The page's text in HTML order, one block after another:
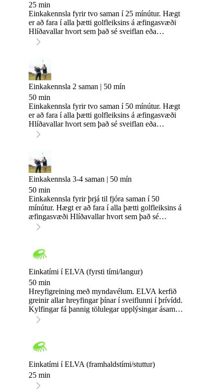
25 min
Einkakennsla fyrir tvo saman í 25 mínútur. Hægt
er að fara í alla þætti golfleiksins á æfingasvæði
Hlíðavallar hvort sem það sé sveiflan eða
stuttaspilið.
Einkakennsla 2 saman | 50 mín
50 min
Einkakennsla fyrir tvo saman í 50 mínútur. Hægt
er að fara í alla þætti golfleiksins á æfingasvæði
Hlíðavallar hvort sem það sé sveiflan eða
stuttaspilið. Hægt er að skipta tímanum í tvennt og
Einkakennsla 3-4 saman | 50 mín
50 min
Einkakennsla fyrir þrjá til fjóra saman í 50
mínútur. Hægt er að fara í alla þætti golfleiksins á
æfingasvæði Hlíðavallar hvort sem það sé
sveiflan eða stuttaspilið. Hægt er að skipta
Einkatími í ELVA (fyrsti tími/langur)
50 min
Hreyfigreining með myndavélum. ELVA kerfið
greinir allar hreyfingar þínar í sveiflunni í þrívídd.
Kylfingar fá þannig tölulegar upplýsingar ásamt
myndbandi af sveiflunni sem hjálpar þeim að
Einkatími í ELVA (framhaldstími/stuttur)
25 min